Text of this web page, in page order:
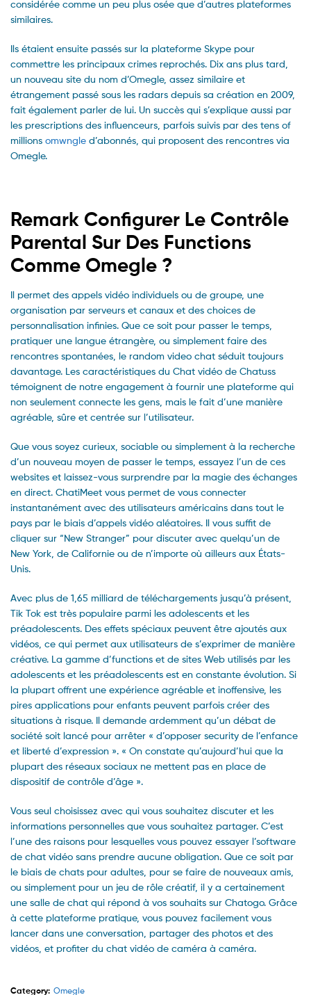
considérée comme un peu plus osée que d’autres plateformes
similaires.
Ils étaient ensuite passés sur la plateforme Skype pour
commettre les principaux crimes reprochés. Dix ans plus tard,
un nouveau site du nom d’Omegle, assez similaire et
étrangement passé sous les radars depuis sa création en 2009,
fait également parler de lui. Un succès qui s’explique aussi par
les prescriptions des influenceurs, parfois suivis par des tens of
millions omwngle d’abonnés, qui proposent des rencontres via
Omegle.
Remark Configurer Le Contrôle
Parental Sur Des Functions
Comme Omegle ?
Il permet des appels vidéo individuels ou de groupe, une
organisation par serveurs et canaux et des choices de
personnalisation infinies. Que ce soit pour passer le temps,
pratiquer une langue étrangère, ou simplement faire des
rencontres spontanées, le random video chat séduit toujours
davantage. Les caractéristiques du Chat vidéo de Chatuss
témoignent de notre engagement à fournir une plateforme qui
non seulement connecte les gens, mais le fait d’une manière
agréable, sûre et centrée sur l’utilisateur.
Que vous soyez curieux, sociable ou simplement à la recherche
d’un nouveau moyen de passer le temps, essayez l’un de ces
websites et laissez-vous surprendre par la magie des échanges
en direct. ChatiMeet vous permet de vous connecter
instantanément avec des utilisateurs américains dans tout le
pays par le biais d’appels vidéo aléatoires. Il vous suffit de
cliquer sur “New Stranger” pour discuter avec quelqu’un de
New York, de Californie ou de n’importe où ailleurs aux États-
Unis.
Avec plus de 1,65 milliard de téléchargements jusqu’à présent,
Tik Tok est très populaire parmi les adolescents et les
préadolescents. Des effets spéciaux peuvent être ajoutés aux
vidéos, ce qui permet aux utilisateurs de s’exprimer de manière
créative. La gamme d’functions et de sites Web utilisés par les
adolescents et les préadolescents est en constante évolution. Si
la plupart offrent une expérience agréable et inoffensive, les
pires applications pour enfants peuvent parfois créer des
situations à risque. Il demande ardemment qu’un débat de
société soit lancé pour arrêter « d’opposer security de l’enfance
et liberté d’expression ». « On constate qu’aujourd’hui que la
plupart des réseaux sociaux ne mettent pas en place de
dispositif de contrôle d’âge ».
Vous seul choisissez avec qui vous souhaitez discuter et les
informations personnelles que vous souhaitez partager. C’est
l’une des raisons pour lesquelles vous pouvez essayer l’software
de chat vidéo sans prendre aucune obligation. Que ce soit par
le biais de chats pour adultes, pour se faire de nouveaux amis,
ou simplement pour un jeu de rôle créatif, il y a certainement
une salle de chat qui répond à vos souhaits sur Chatogo. Grâce
à cette plateforme pratique, vous pouvez facilement vous
lancer dans une conversation, partager des photos et des
vidéos, et profiter du chat vidéo de caméra à caméra.
Category: Omegle